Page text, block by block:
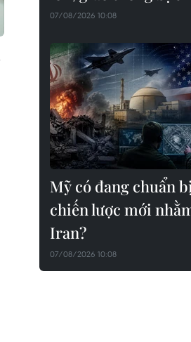
07/08/2026 10:08
Mỹ có đang chuẩn
chiến lược mới
Iran?
07/08/2026 10:08